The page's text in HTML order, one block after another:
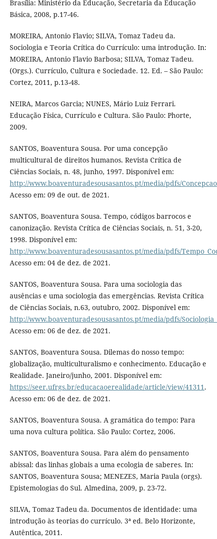
Brasília: Ministério da Educação, Secretaria da Educação
Básica, 2008, p.17-46.
MOREIRA, Antonio Flavio; SILVA, Tomaz Tadeu da.
Sociologia e Teoria Crítica do Currículo: uma introdução. In:
MOREIRA, Antonio Flavio Barbosa; SILVA, Tomaz Tadeu.
(Orgs.). Currículo, Cultura e Sociedade. 12. Ed. – São Paulo:
Cortez, 2011, p.13-48.
NEIRA, Marcos Garcia; NUNES, Mário Luiz Ferrari.
Educação Física, Currículo e Cultura. São Paulo: Phorte,
2009.
SANTOS, Boaventura Sousa. Por uma concepção
multicultural de direitos humanos. Revista Crítica de
Ciências Sociais, n. 48, junho, 1997. Disponível em:
http://www.boaventuradesousasantos.pt/media/pdfs/
Acesso em: 09 de out. de 2021.
SANTOS, Boaventura Sousa. Tempo, códigos barrocos e
canonização. Revista Crítica de Ciências Sociais, n. 51, 3-20,
1998. Disponível em:
http://www.boaventuradesousasantos.pt/media/pdfs/
Acesso em: 04 de dez. de 2021.
SANTOS, Boaventura Sousa. Para uma sociologia das
ausências e uma sociologia das emergências. Revista Crítica
de Ciências Sociais, n.63, outubro, 2002. Disponível em:
http://www.boaventuradesousasantos.pt/media/pdfs/
Acesso em: 06 de dez. de 2021.
SANTOS, Boaventura Sousa. Dilemas do nosso tempo:
globalização, multiculturalismo e conhecimento. Educação e
Realidade. Janeiro/junho, 2001. Disponível em:
https://seer.ufrgs.br/educacaoerealidade/article/view/41311.
Acesso em: 06 de dez. de 2021.
SANTOS, Boaventura Sousa. A gramática do tempo: Para
uma nova cultura política. São Paulo: Cortez, 2006.
SANTOS, Boaventura Sousa. Para além do pensamento
abissal: das linhas globais a uma ecologia de saberes. In:
SANTOS, Boaventura Sousa; MENEZES, Maria Paula (orgs).
Epistemologias do Sul. Almedina, 2009, p. 23-72.
SILVA, Tomaz Tadeu da. Documentos de identidade: uma
introdução às teorias do currículo. 3ª ed. Belo Horizonte,
Autêntica, 2011.